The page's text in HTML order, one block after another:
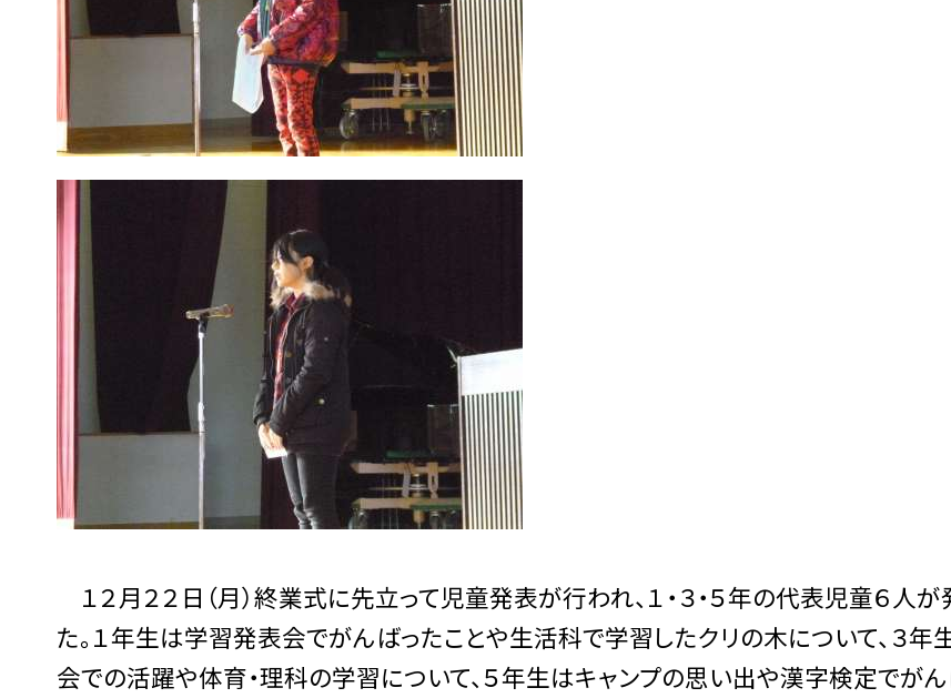
１２月２２日（月）終業式に先立って児童発表が行われ、１・３・５年の代表児童６人
た。１年生は学習発表会でがんばったことや生活科で学習したクリの木について、３
会での活躍や体育・理科の学習について、５年生はキャンプの思い出や漢字検定でが